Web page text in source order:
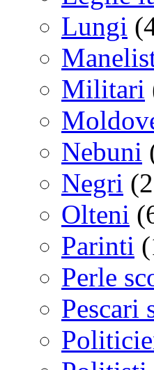
Lungi
Militari
Nebuni
Negri
Olteni
Parinti
Perle
Pescari